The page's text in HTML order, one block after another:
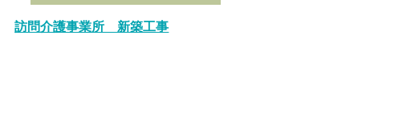
訪問介護事業所 新築工事